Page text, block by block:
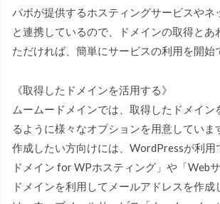
パボが提供するホスティングサービスやネ
と連携しているので、ドメインの取得とあ
ただければ、簡単にサービスの利用を開始
《取得したドメインを活用する》
ムームードメインでは、取得したドメイン
るように様々なオプションを用意していま
作成したい方向けには、WordPressが利用
ドメイン for WPホスティング」や「Web
ドメインを利用してメールアドレスを作成